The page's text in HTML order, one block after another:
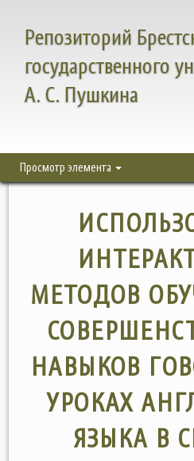
Репозиторий
государственного
А. С. Пушкина
Просмотр элемента
МЕТОДОВ
НАВЫКОВ
УРОКАХ
ЯЗЫКА В